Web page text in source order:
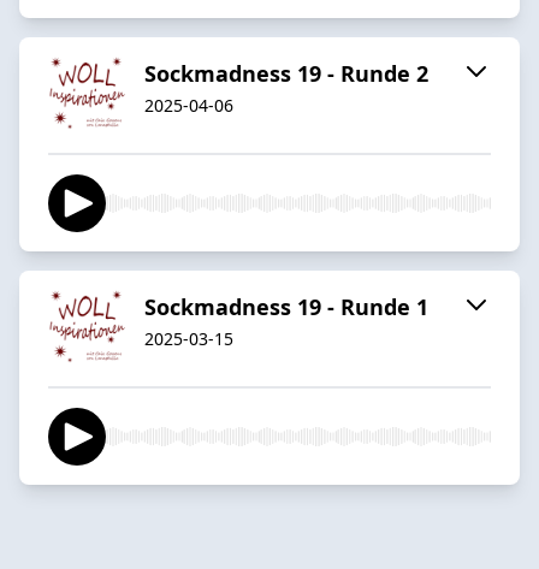
Sockmadness 19 - Runde 2
2025-04-06
Sockmadness 19 - Runde 1
2025-03-15